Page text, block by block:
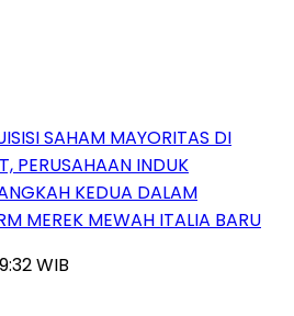
SAHAM MAYORITAS DI
PERUSAHAAN INDUK
KEDUA DALAM
MEREK MEWAH ITALIA BARU
WIB